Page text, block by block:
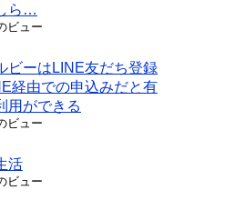
ら…
ビュー
ビーはLINE友だち登録
経由での申込みだと有
用ができる
ビュー
活
ビュー